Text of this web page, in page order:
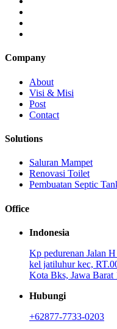
Company
About
Visi & Misi
Post
Contact
Solutions
Saluran Mampet
Renovasi Toilet
Pembuatan Septic
Office
Indonesia
Kp pedurenan Jalan
kel jatiluhur kec,
Kota Bks, Jawa Barat
Hubungi
+62877-7733-0203